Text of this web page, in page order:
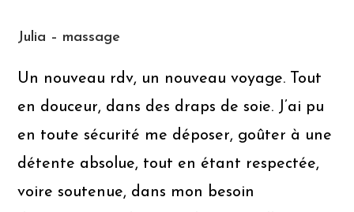
Julia – massage
Un nouveau rdv, un nouveau voyage. Tout
en douceur, dans des draps de soie. J’ai pu
en toute sécurité me déposer, goûter à une
détente absolue, tout en étant respectée,
voire soutenue, dans mon besoin